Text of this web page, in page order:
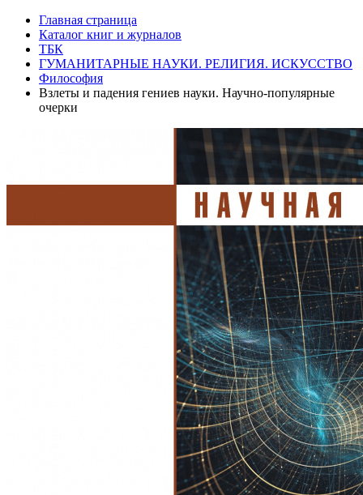
Главная страница
Каталог книг и журналов
ТБК
ГУМАНИТАРНЫЕ НАУКИ. РЕЛИГИЯ. ИСКУССТВО
Философия
Взлеты и падения гениев науки. Научно-популярные
очерки